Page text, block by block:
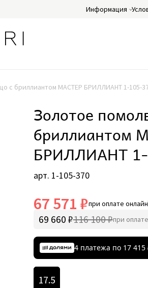
Информация
с бриллиантом МАСТЕР БРИЛЛИАНТ 1-105-
Золотое
бриллиантом
БРИЛЛИАНТ
арт. 1-105-370
67 571 ₽при оплате онлайн
69 660 ₽116 100 ₽при
4 платежа по 17 415
17.5